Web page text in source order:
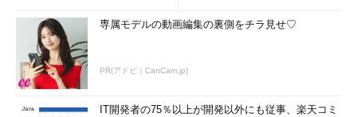
ングを推進している。専属モデルの動画編集の裏側をチラ見せ♡
PR(アドビ｜CanCam.jp)
IT開発者の75％以上が開発以外にも従事、楽天コミ